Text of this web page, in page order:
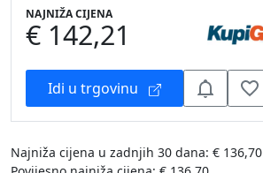
NAJNIŽA CIJENA
€ 142,21
Idi u trgovinu
Najniža cijena u zadnjih 30 dana: € 136,70